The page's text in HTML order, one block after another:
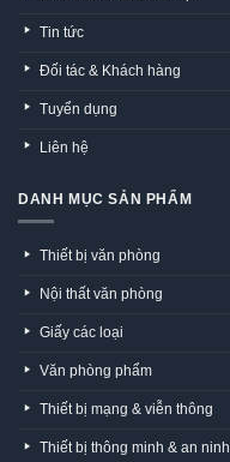
Tin tức
Đối tác & Khách hàng
Tuyển dụng
Liên hệ
DANH MỤC SẢN PHẨM
Thiết bị văn phòng
Nội thất văn phòng
Giấy các loại
Văn phòng phẩm
Thiết bị mạng & viễn thông
Thiết bị thông minh & an ninh